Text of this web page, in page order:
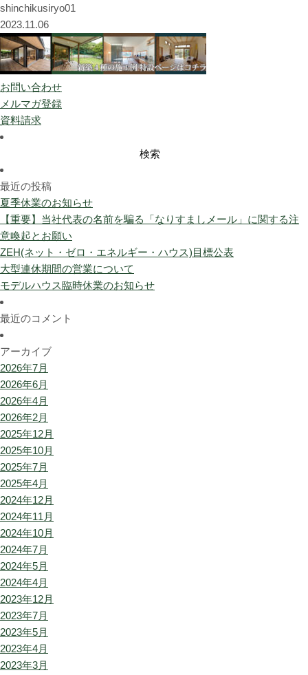
shinchikusiryo01
2023.11.06
お問い合わせ
メルマガ登録
資料請求
索:
最近の投稿
夏季休業のお知らせ
【重要】当社代表の名前を騙る「なりすましメール」に関する注
意喚起とお願い
ZEH(ネット・ゼロ・エネルギー・ハウス)目標公表
大型連休期間の営業について
モデルハウス臨時休業のお知らせ
最近のコメント
アーカイブ
2026年7月
2026年6月
2026年4月
2026年2月
2025年12月
2025年10月
2025年7月
2025年4月
2024年12月
2024年11月
2024年10月
2024年7月
2024年5月
2024年4月
2023年12月
2023年7月
2023年5月
2023年4月
2023年3月